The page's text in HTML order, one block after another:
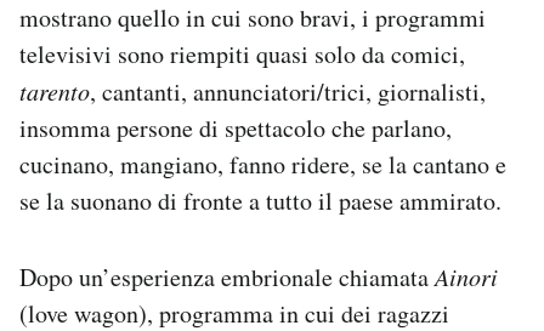
Notifiche mobile
Regala il Post
Hai bisogno di aiuto?
Esci
mostrano quello in cui sono bravi, i programmi
televisivi sono riempiti quasi solo da comici,
tarento, cantanti, annunciatori/trici, giornalisti,
insomma persone di spettacolo che parlano,
cucinano, mangiano, fanno ridere, se la cantano e
se la suonano di fronte a tutto il paese ammirato.
Dopo un’esperienza embrionale chiamataAinori
(love wagon), programma in cui dei ragazzi